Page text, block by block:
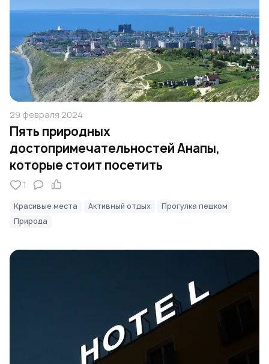
29 февраля 2024
Пять природных
достопримечательностей Анапы,
которые стоит посетить
1
Красивые места Активный отдых
Прогулка пешком
Природа